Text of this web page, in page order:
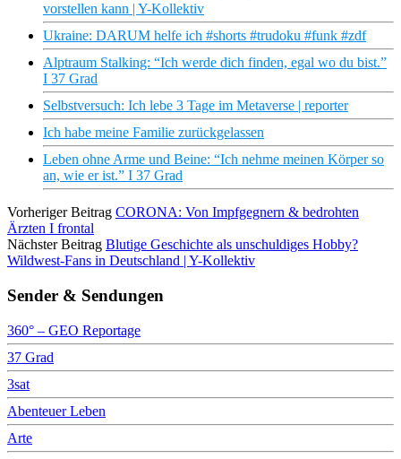
vorstellen kann | Y-Kollektiv
Ukraine: DARUM helfe ich #shorts #trudoku #funk #zdf
Alptraum Stalking: “Ich werde dich finden, egal wo du bist.”
I 37 Grad
Selbstversuch: Ich lebe 3 Tage im Metaverse | reporter
Ich habe meine Familie zurückgelassen
Leben ohne Arme und Beine: “Ich nehme meinen Körper so
an, wie er ist.” I 37 Grad
Vorheriger Beitrag CORONA: Von Impfgegnern & bedrohten
Ärzten I frontal
Nächster Beitrag Blutige Geschichte als unschuldiges Hobby?
Wildwest-Fans in Deutschland | Y-Kollektiv
Sender & Sendungen
360° – GEO Reportage
37 Grad
3sat
Abenteuer Leben
Arte